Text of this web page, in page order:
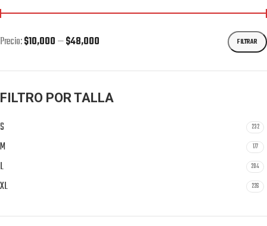
FILTRAR
Precio:$10,000—$48,000
FILTRO POR TALLA
S 232
M 177
L 204
XL 226